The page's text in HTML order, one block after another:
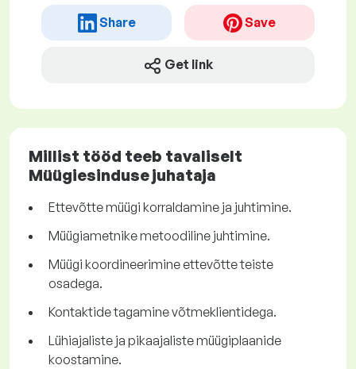
Share Save
Get link
Millist tööd teeb tavaliselt
Müügiesinduse juhataja
Ettevõtte müügi korraldamine ja juhtimine.
Müügiametnike metoodiline juhtimine.
Müügi koordineerimine ettevõtte teiste
osadega.
Kontaktide tagamine võtmeklientidega.
Lühiajaliste ja pikaajaliste müügiplaanide
koostamine.